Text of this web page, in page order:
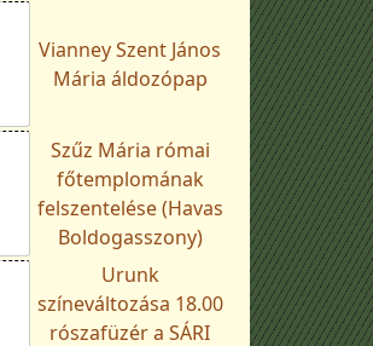
Vianney Szent János
Mária áldozópap
Szűz Mária római
főtemplomának
felszentelése (Havas
Boldogasszony)
Urunk
színeváltozása 18.00
rószafüzér a SÁRI